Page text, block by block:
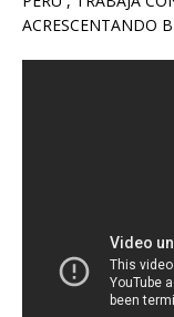
ACRESCENTANDO